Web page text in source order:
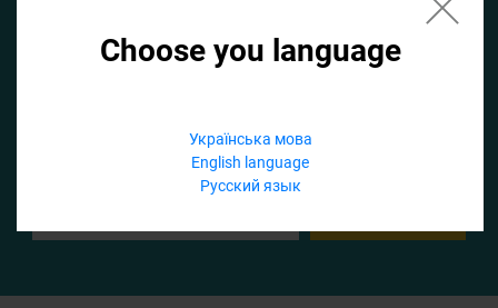
Choose you language
Українська мова
English language
Русский язык